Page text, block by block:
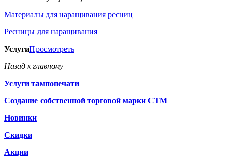
Материалы для наращивания ресниц
Ресницы для наращивания
УслугиПросмотреть
Назад к главному
Услуги тампопечати
Создание собственной торговой марки СТМ
Новинки
Скидки
Акции